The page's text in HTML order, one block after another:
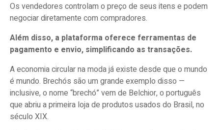
Os vendedores controlam o preço de seus itens e podem
negociar diretamente com compradores.
Além disso, a plataforma oferece ferramentas de
pagamento e envio, simplificando as transações.
A economia circular na moda já existe desde que o mundo
é mundo. Brechós são um grande exemplo disso —
inclusive, o nome “brechó” vem de Belchior, o português
que abriu a primeira loja de produtos usados do Brasil, no
século XIX.